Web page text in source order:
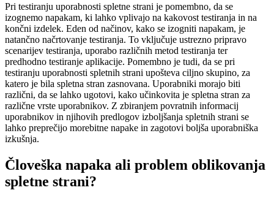
Pri testiranju uporabnosti spletne strani je pomembno, da se
izognemo napakam, ki lahko vplivajo na kakovost testiranja in na
končni izdelek. Eden od načinov, kako se izogniti napakam, je
natančno načrtovanje testiranja. To vključuje ustrezno pripravo
scenarijev testiranja, uporabo različnih metod testiranja ter
predhodno testiranje aplikacije. Pomembno je tudi, da se pri
testiranju uporabnosti spletnih strani upošteva ciljno skupino, za
katero je bila spletna stran zasnovana. Uporabniki morajo biti
različni, da se lahko ugotovi, kako učinkovita je spletna stran za
različne vrste uporabnikov. Z zbiranjem povratnih informacij
uporabnikov in njihovih predlogov izboljšanja spletnih strani se
lahko preprečijo morebitne napake in zagotovi boljša uporabniška
izkušnja.
Človeška napaka ali problem oblikovanja
spletne strani?